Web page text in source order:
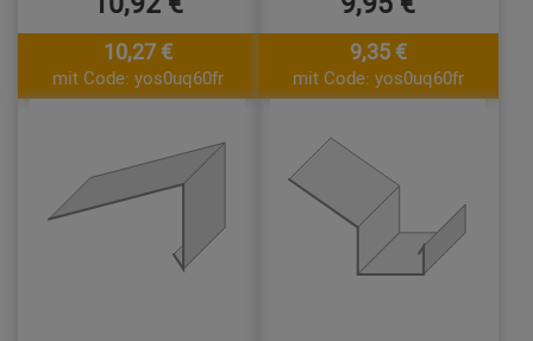
10,27 €
mit Code: yos0uq60fr
9,35 €
mit Code: yos0uq60fr